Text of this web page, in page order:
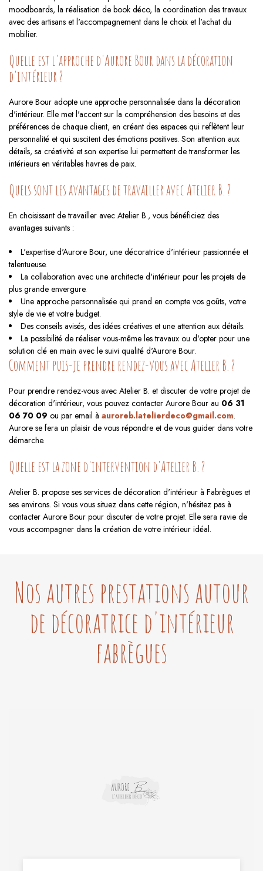
moodboards, la réalisation de book déco, la coordination des travaux
avec des artisans et l'accompagnement dans le choix et l'achat du
mobilier.
Quelle est l'approche d'Aurore Bour dans la décoration
d'intérieur ?
Aurore Bour adopte une approche personnalisée dans la décoration
d'intérieur. Elle met l'accent sur la compréhension des besoins et des
préférences de chaque client, en créant des espaces qui reflètent leur
personnalité et qui suscitent des émotions positives. Son attention aux
détails, sa créativité et son expertise lui permettent de transformer les
intérieurs en véritables havres de paix.
Quels sont les avantages de travailler avec Atelier B. ?
En choisissant de travailler avec Atelier B., vous bénéficiez des
avantages suivants :
L'expertise d'Aurore Bour, une décoratrice d'intérieur passionnée et
talentueuse.
La collaboration avec une architecte d'intérieur pour les projets de
plus grande envergure.
Une approche personnalisée qui prend en compte vos goûts, votre
style de vie et votre budget.
Des conseils avisés, des idées créatives et une attention aux détails.
La possibilité de réaliser vous-même les travaux ou d'opter pour une
solution clé en main avec le suivi qualité d'Aurore Bour.
Comment puis-je prendre rendez-vous avec Atelier B. ?
Pour prendre rendez-vous avec Atelier B. et discuter de votre projet de
décoration d'intérieur, vous pouvez contacter Aurore Bour au 06 31
06 70 09 ou par email à auroreb.latelierdeco@gmail.com.
Aurore se fera un plaisir de vous répondre et de vous guider dans votre
démarche.
Quelle est la zone d'intervention d'Atelier B. ?
Atelier B. propose ses services de décoration d'intérieur à Fabrègues et
ses environs. Si vous vous situez dans cette région, n'hésitez pas à
contacter Aurore Bour pour discuter de votre projet. Elle sera ravie de
vous accompagner dans la création de votre intérieur idéal.
Nos autres prestations autour
de décoratrice d'intérieur
fabrègues